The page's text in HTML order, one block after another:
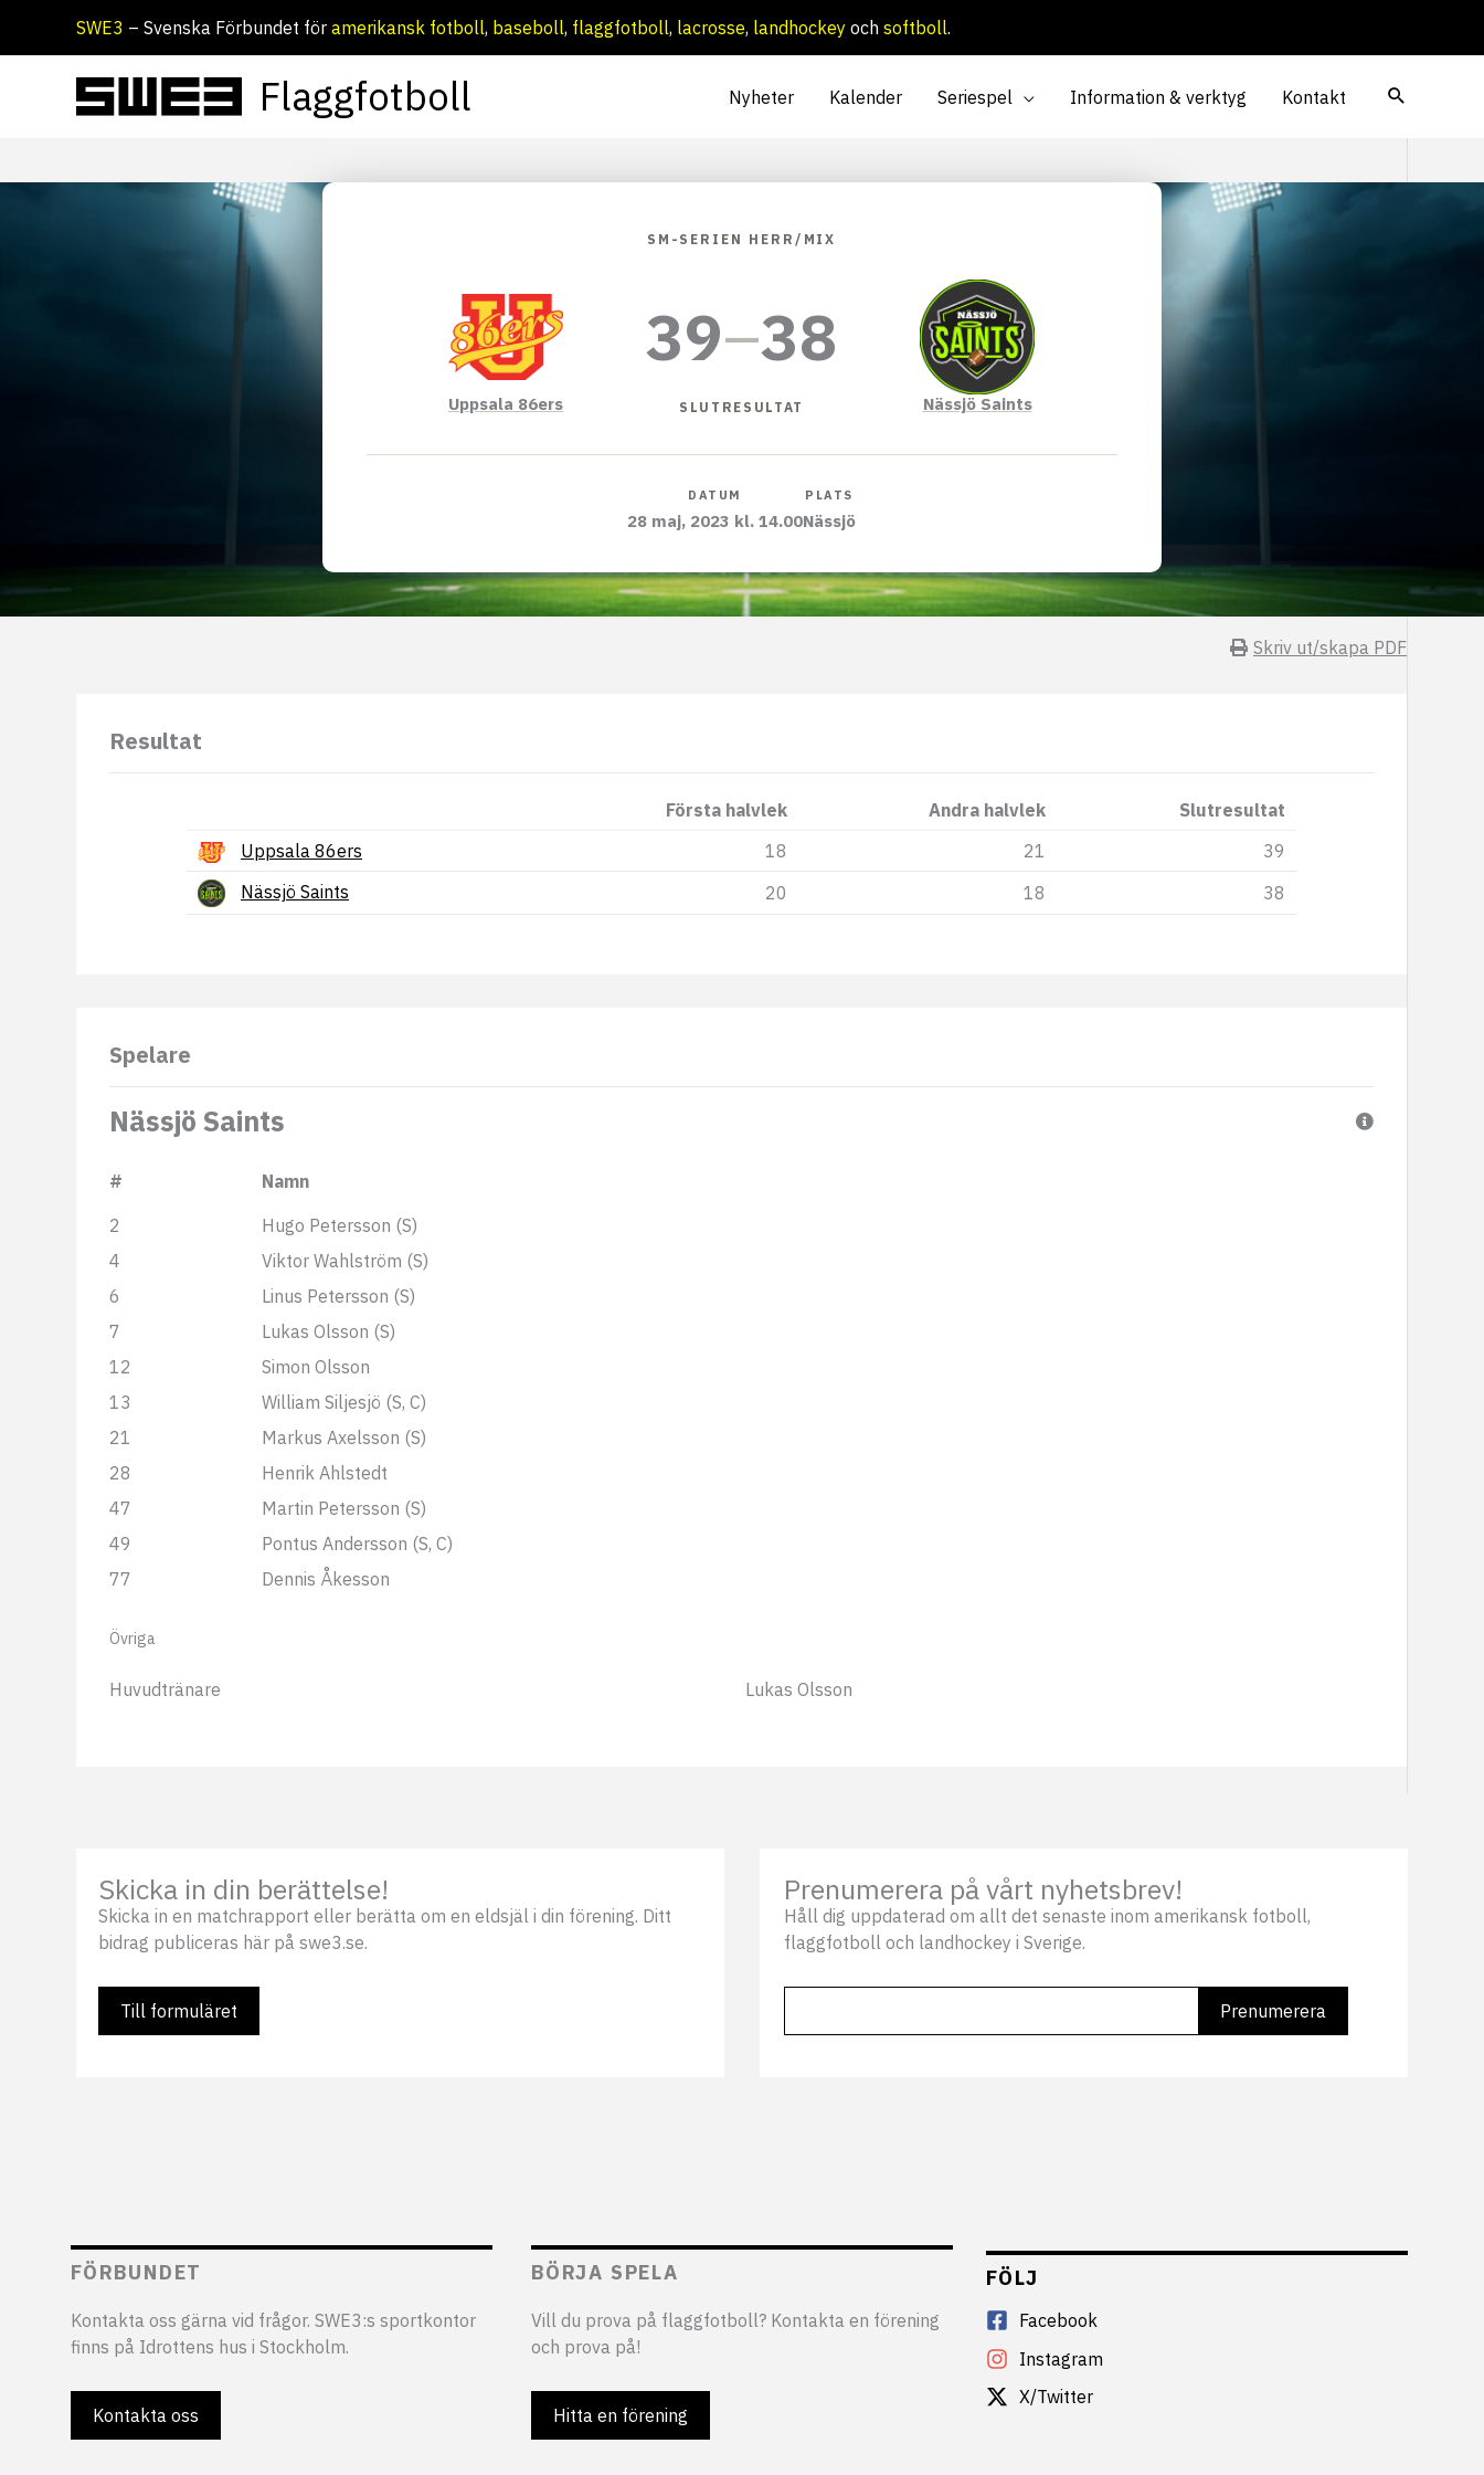
SWE3 – Svenska Förbundet för amerikansk fotboll, baseboll, flaggfotboll, lacrosse, landhockey och softboll.
Flaggfotboll Nyheter Kalender Seriespel Information & verktyg Kontakt
SM-SERIEN HERR/MIX
Uppsala 86ers
39–38
SLUTRESULTAT Nässjö Saints
DATUM
28 maj, 2023 kl. 14.00
PLATS
Nässjö
Skriv ut/skapa PDF
Resultat
Första halvlek Andra halvlek
Slutresultat
Uppsala 86ers
18 21
39
Nässjö Saints
20 18 38
Spelare
Nässjö Saints
#
Namn
2
Hugo Petersson (S)
4
Viktor Wahlström (S)
6
Linus Petersson (S)
7
Lukas Olsson (S)
12
Simon Olsson
13
William Siljesjö (S, C)
21
Markus Axelsson (S)
28
Henrik Ahlstedt
47
Martin Petersson (S)
49
Pontus Andersson (S, C)
77
Dennis Åkesson
Övriga
Huvudtränare Lukas Olsson
Skicka in din berättelse!
Skicka in en matchrapport eller berätta om en eldsjäl i din förening. Ditt
bidrag publiceras här på swe3.se.
Till formuläret
Prenumerera på vårt nyhetsbrev!
Håll dig uppdaterad om allt det senaste inom amerikansk fotboll,
flaggfotboll och landhockey i Sverige.
FÖRBUNDET
Kontakta oss gärna vid frågor. SWE3:s sportkontor
finns på Idrottens hus i Stockholm.
Kontakta oss
BÖRJA SPELA
Vill du prova på flaggfotboll? Kontakta en förening
och prova på!
Hitta en förening
FÖLJ
Facebook
Instagram
X/Twitter